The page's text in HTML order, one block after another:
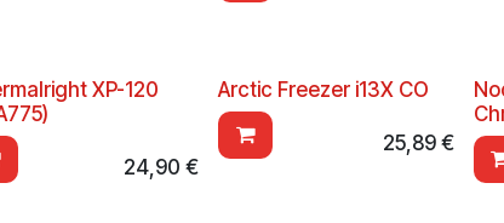
XP-120
24,90 €
Arctic Freezer i13X CO
25,89€